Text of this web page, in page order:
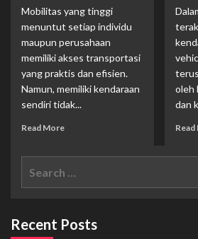
Mobilitas yang tinggi
menuntut setiap individu
maupun perusahaan
memiliki akses transportasi
yang praktis dan efisien.
Namun, memiliki kendaraan
sendiri tidak...
Read MoreRead
Rental
Solusi
Transportasi
oleh
dan
Recent Posts